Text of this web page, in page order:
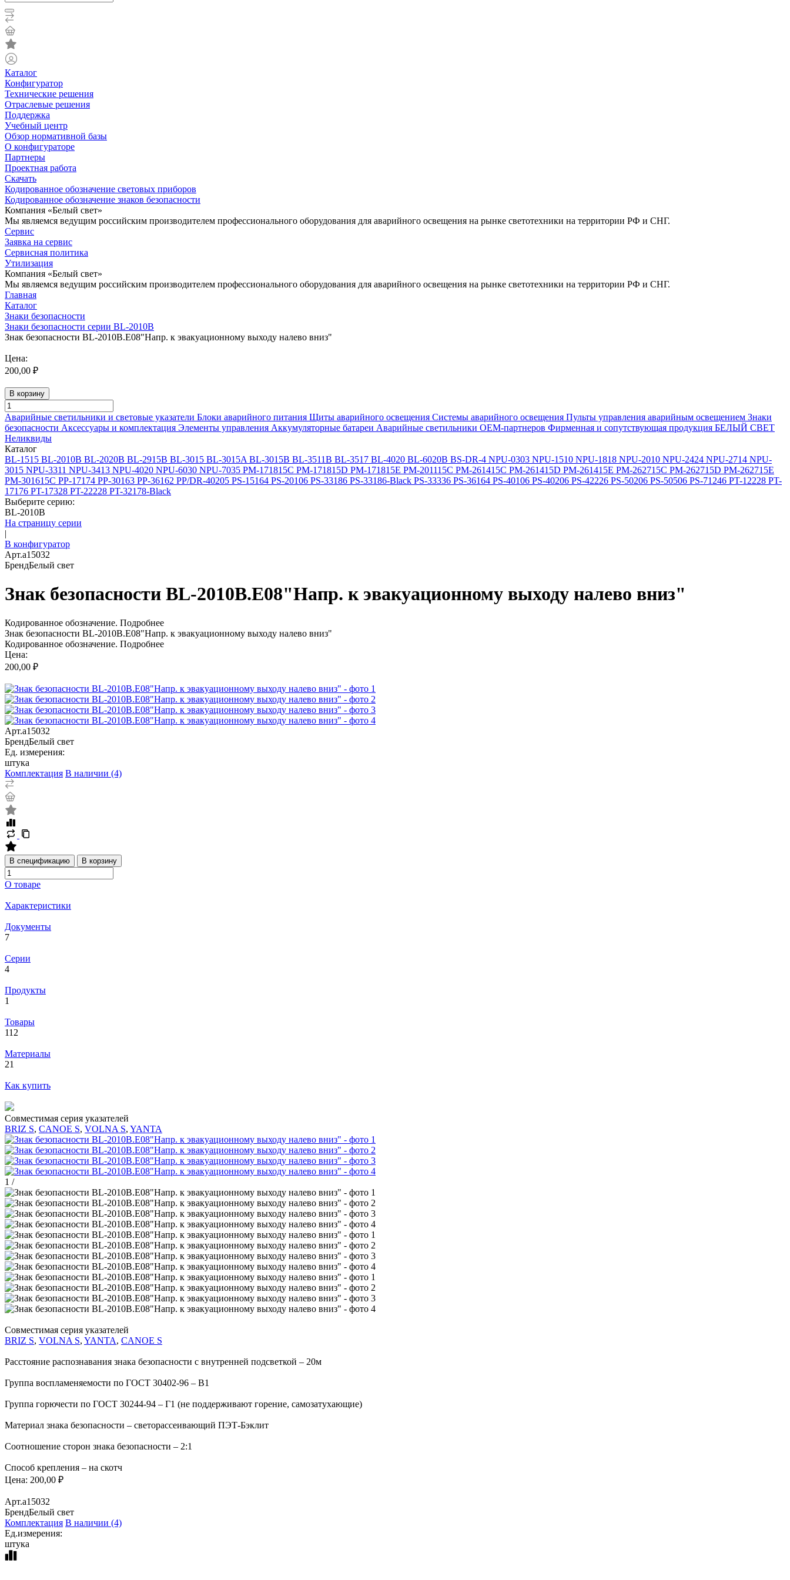
Каталог
Конфигуратор
Технические решения
Отраслевые решения
Поддержка
Учебный центр
Обзор нормативной базы
О конфигураторе
Партнеры
Проектная работа
Скачать
Кодированное обозначение световых приборов
Кодированное обозначение знаков безопасности
Компания «Белый свет»
Мы являемся ведущим российским производителем профессионального оборудования для аварийного освещения на рынке светотехники на территории РФ и СНГ.
Сервис
Заявка на сервис
Сервисная политика
Утилизация
Компания «Белый свет»
Мы являемся ведущим российским производителем профессионального оборудования для аварийного освещения на рынке светотехники на территории РФ и СНГ.
Главная
Каталог
Знаки безопасности
Знаки безопасности серии BL-2010B
Знак безопасности BL-2010B.E08"Напр. к эвакуационному выходу налево вниз"
Цена:
200,00 ₽
В корзину
Аварийные светильники и световые указатели Блоки аварийного питания Щиты аварийного освещения Системы аварийного освещения Пульты управления аварийным освещением Знаки
безопасности Аксессуары и комплектация Элементы управления Аккумуляторные батареи Аварийные светильники ОЕМ-партнеров Фирменная и сопутствующая продукция БЕЛЫЙ СВЕТ
Неликвиды
Каталог
BL-1515 BL-2010B BL-2020B BL-2915B BL-3015 BL-3015A BL-3015B BL-3511B BL-3517 BL-4020 BL-6020B BS-DR-4 NPU-0303 NPU-1510 NPU-1818 NPU-2010 NPU-2424 NPU-2714 NPU-
3015 NPU-3311 NPU-3413 NPU-4020 NPU-6030 NPU-7035 PM-171815C PM-171815D PM-171815E PM-201115C PM-261415C PM-261415D PM-261415E PM-262715C PM-262715D PM-262715E
PM-301615C PP-17174 PP-30163 PP-36162 PP/DR-40205 PS-15164 PS-20106 PS-33186 PS-33186-Black PS-33336 PS-36164 PS-40106 PS-40206 PS-42226 PS-50206 PS-50506 PS-71246 PT-12228 PT-
17176 PT-17328 PT-22228 PT-32178-Black
Выберите серию:
BL-2010B
На страницу серии
|
В конфигуратор
Арт.a15032
БрендБелый свет
Знак безопасности BL-2010B.E08"Напр. к эвакуационному выходу налево вниз"
Кодированное обозначение. Подробнее
Знак безопасности BL-2010B.E08"Напр. к эвакуационному выходу налево вниз"
Кодированное обозначение. Подробнее
Цена:
200,00 ₽
Арт.a15032
БрендБелый свет
Ед. измерения:
штука
Комплектация В наличии (4)
В спецификацию В корзину
О товаре
Характеристики
Документы
7
Серии
4
Продукты
1
Товары
112
Материалы
21
Как купить
Совместимая серия указателей
BRIZ S, CANOE S, VOLNA S, YANTA
1 /
Совместимая серия указателей
BRIZ S, VOLNA S, YANTA, CANOE S
Расстояние распознавания знака безопасности с внутренней подсветкой – 20м
Группа воспламеняемости по ГОСТ 30402-96 – В1
Группа горючести по ГОСТ 30244-94 – Г1 (не поддерживают горение, самозатухающие)
Материал знака безопасности – светорассеивающий ПЭТ-Бэклит
Соотношение сторон знака безопасности – 2:1
Способ крепления – на скотч
Цена: 200,00 ₽
Арт.a15032
БрендБелый свет
Комплектация В наличии (4)
Ед.измерения:
штука